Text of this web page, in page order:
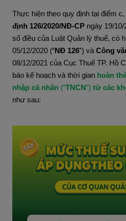
Thực hiện theo quy định tại điểm
định 126/2020/NĐ-CP ngày 19/10/
số điều của Luật Quản lý thuế, có
05/12/2020 (“NĐ 126”) vàCông
08/12/2021 của Cục Thuế TP. Hồ
báo kế hoạch và thời gian hoàn
nhập cá nhân (“TNCN”) từ các
như sau: